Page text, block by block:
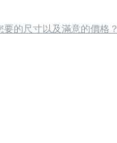
要的尺寸以及滿意的價格？